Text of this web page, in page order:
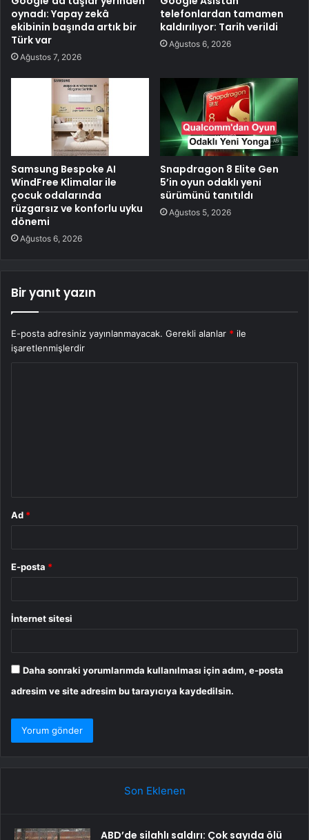
oynadı: Yapay zekâ
ekibinin başında artık bir
Türk var
Ağustos 7, 2026
telefonlardan tamamen
kaldırılıyor: Tarih verildi
Ağustos 6, 2026
Samsung Bespoke AI
WindFree Klimalar ile
çocuk odalarında
rüzgarsız ve konforlu uyku
dönemi
Ağustos 6, 2026
Snapdragon 8 Elite Gen
5’in oyun odaklı yeni
sürümünü tanıtıldı
Ağustos 5, 2026
Bir yanıt yazın
E-posta adresiniz yayınlanmayacak. Gerekli alanlar * ile
işaretlenmişlerdir
Ad *
E-posta *
İnternet sitesi
Daha sonraki yorumlarımda kullanılması için adım, e-posta
adresim ve site adresim bu tarayıcıya kaydedilsin.
Son Eklenen
ABD’de silahlı saldırı: Çok sayıda ölü